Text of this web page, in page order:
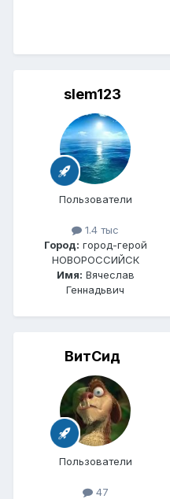
slem123
Пользователи
1.4 тыс
Город: город-герой
НОВОРОССИЙСК
Имя: Вячеслав
Геннадьвич
ВитСид
Пользователи
47